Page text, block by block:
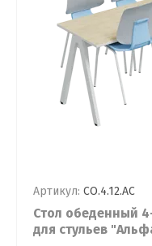
Артикул: СО.4.12.АС
Стол обеденный
для стульев